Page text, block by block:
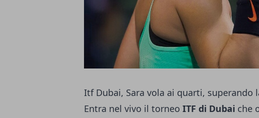
Itf Dubai, Sara vola ai quarti, superando
Entra nel vivo il torneo ITF di Dubai che